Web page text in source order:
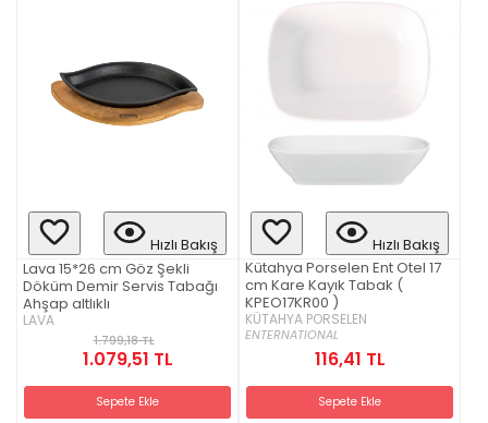
Hızlı Bakış
Lava 15*26 cm Göz Şekli
Döküm Demir Servis Tabağı
Ahşap altlıklı
LAVA
1.799,18 TL
1.079,51 TL
Sepete Ekle
Hızlı Bakış
Kütahya Porselen Ent Otel 17
cm Kare Kayık Tabak (
KPEO17KR00 )
KÜTAHYA PORSELEN
ENTERNATIONAL
116,41 TL
Sepete Ekle